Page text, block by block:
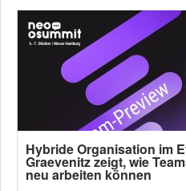
Hybride Organisation im
Graevenitz zeigt, wie
neu arbeiten können